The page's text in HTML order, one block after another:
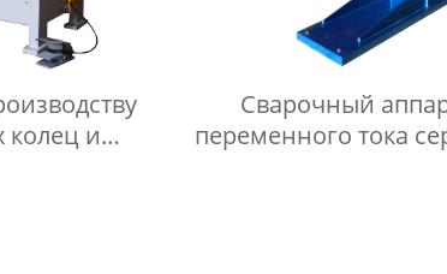
колец и
Сварочный
переменного тока